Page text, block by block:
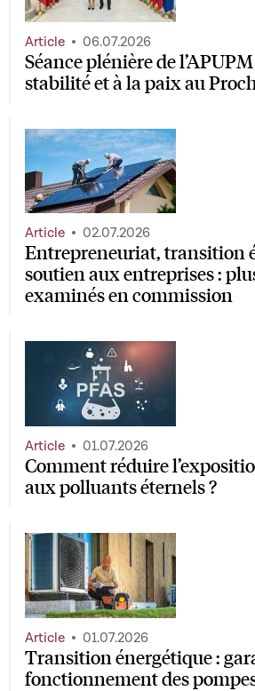
Séance plénière de
stabilité et à la paix au
Article 06.07.2026
Entrepreneuriat, transition
soutien aux entreprises :
examinés en commission
Article 02.07.2026
Comment réduire
aux polluants éternels ?
Article 01.07.2026
Transition énergétique :
fonctionnement des
Article 01.07.2026